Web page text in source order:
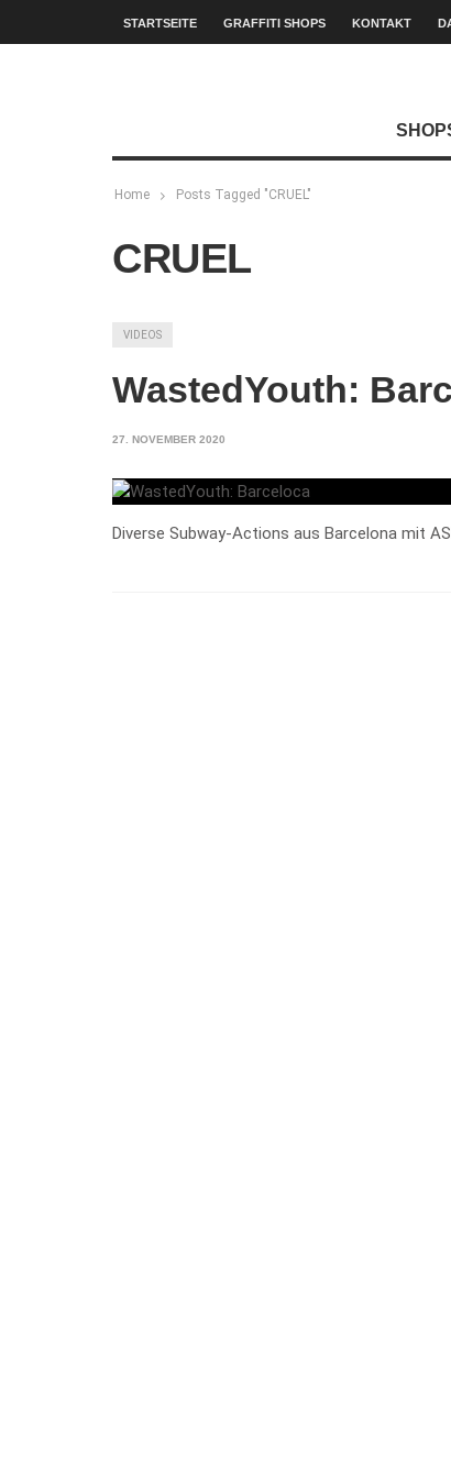
STARTSEITE GRAFFITI SHOPS KONTAKT
Home Posts Tagged "CRUEL"
CRUEL
VIDEOS
WastedYouth:
27. NOVEMBER 2020
Diverse Subway-Actions aus Barcelona mit